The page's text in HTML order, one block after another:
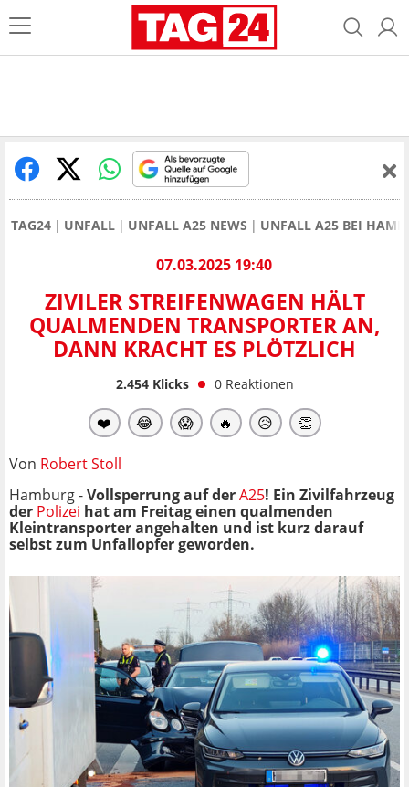
TAG24 UNFALL UNFALL A25 NEWS UNFALL A25 BEI
07.03.2025 19:40
ZIVILER STREIFENWAGEN HÄLT
QUALMENDEN TRANSPORTER AN,
DANN KRACHT ES PLÖTZLICH
2.454Klicks 0 Reaktionen
❤️ 😂 😱 🔥 😥 👏
Von Robert Stoll
Hamburg -Vollsperrung auf derA25! Ein Zivilfahrzeug
der Polizei hat am Freitag einen qualmenden
Kleintransporter angehalten und ist kurz darauf
selbst zum Unfallopfer geworden.